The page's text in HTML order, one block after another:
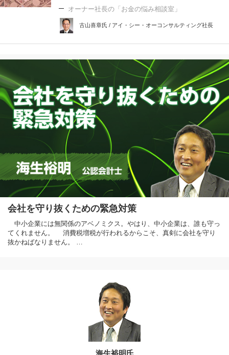
オーナー社長の「お金の悩み相談室」
古山喜章氏 / アイ・シー・オーコンサルティング社長
会社を守り抜くための緊急対策
中小企業には無関係のアベノミクス。やはり、中小企業は、誰も守っ
てくれません。 消費税増税が行われるからこそ、真剣に会社を守り
抜かねばなりません。 …
海生裕明氏